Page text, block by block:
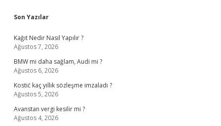
Sidebar
Son Yazılar
Kağıt Nedir Nasıl Yapılır ?
Ağustos 7, 2026
BMW mi daha sağlam, Audi mi ?
Ağustos 6, 2026
Kostić kaç yıllık sözleşme imzaladı ?
Ağustos 5, 2026
Avanstan vergi kesilir mi ?
Ağustos 4, 2026